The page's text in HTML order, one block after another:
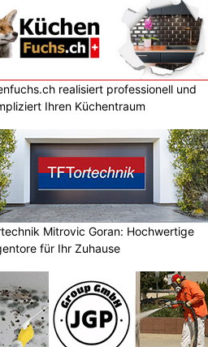
realisiert professionell und
Ihren Küchentraum
Mitrovic Goran: Hochwertige
für Ihr Zuhause